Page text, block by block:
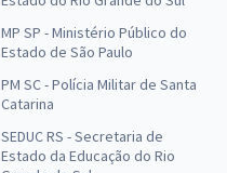
MP SP - Ministério Público do
Estado de São Paulo
PM SC - Polícia Militar de Santa
Catarina
SEDUC RS - Secretaria de
Estado da Educação do Rio